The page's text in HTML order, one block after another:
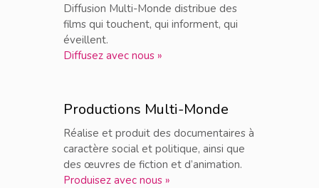
Diffusion Multi-Monde distribue des
films qui touchent, qui informent, qui
éveillent.
Diffusez avec nous »
Productions Multi-Monde
Réalise et produit des documentaires à
caractère social et politique, ainsi que
des œuvres de fiction et d’animation.
Produisez avec nous »